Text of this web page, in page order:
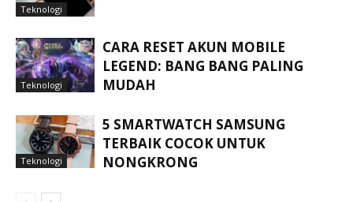
Teknologi
Teknologi
CARA RESET AKUN MOBILE
LEGEND: BANG BANG PALING
MUDAH
Teknologi
5 SMARTWATCH SAMSUNG
TERBAIK COCOK UNTUK
NONGKRONG